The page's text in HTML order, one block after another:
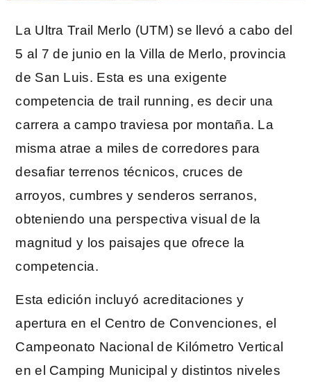
La Ultra Trail Merlo (UTM) se llevó a cabo del
5 al 7 de junio en la Villa de Merlo, provincia
de San Luis. Esta es una exigente
competencia de trail running, es decir una
carrera a campo traviesa por montaña. La
misma atrae a miles de corredores para
desafiar terrenos técnicos, cruces de
arroyos, cumbres y senderos serranos,
obteniendo una perspectiva visual de la
magnitud y los paisajes que ofrece la
competencia.
Esta edición incluyó acreditaciones y
apertura en el Centro de Convenciones, el
Campeonato Nacional de Kilómetro Vertical
en el Camping Municipal y distintos niveles